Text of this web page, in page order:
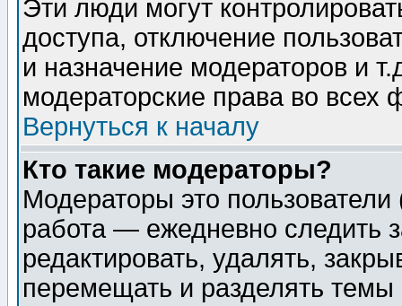
Эти люди могут
доступа, отключение
и назначение модераторов и
модераторские права во всех
Вернуться к началу
Кто такие модераторы?
Модераторы это
работа — ежедневно следить
редактировать, удалять,
перемещать и разделять